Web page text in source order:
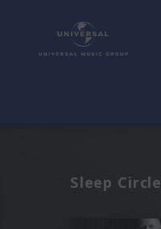
Sleep Circle